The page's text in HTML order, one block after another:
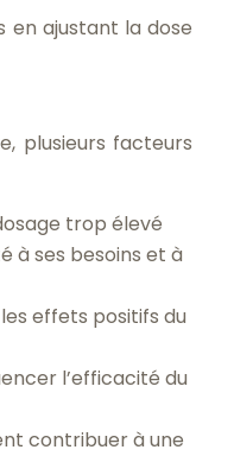
en ajustant la dose
plusieurs facteurs
trop élevé
à ses besoins et à
effets positifs du
l’efficacité du
contribuer à une